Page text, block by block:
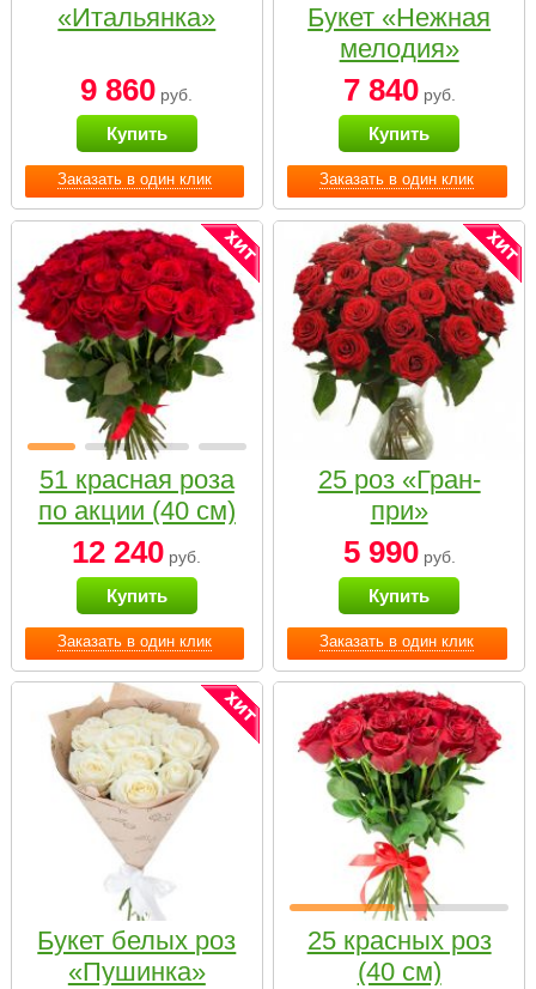
Заказать в один клик
«Итальянка»
9 860 руб.
Купить
Заказать в один клик
Букет «Нежная
мелодия»
7 840руб.
Купить
Заказать в один клик
51 красная роза
по акции (40 см)
12 240 руб.
Купить
Заказать в один клик
25 роз «Гран-
при»
5 990руб.
Купить
Букет белых роз
«Пушинка»
25 красных роз
(40 см)